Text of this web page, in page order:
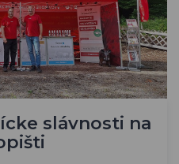
slávnosti na